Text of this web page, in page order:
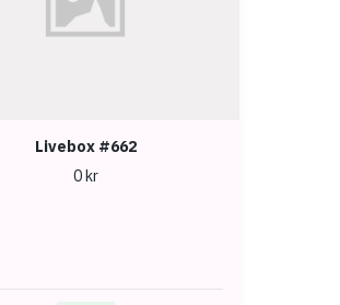
Livebox #662
0 kr